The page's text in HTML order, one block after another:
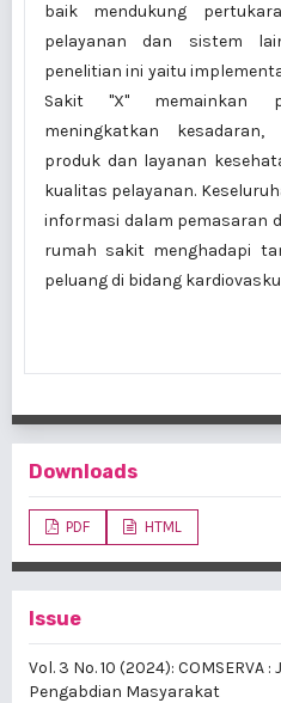
baik mendukung
pelayanan dan sistem
penelitian ini yaitu
Sakit "X" memainkan
meningkatkan
produk dan layanan
kualitas pelayanan.
informasi dalam pemasaran
rumah sakit menghadapi
peluang di bidang
Downloads
PDF HTML
Issue
Vol. 3 No. 10 (2024): COMSERVA
Pengabdian Masyarakat